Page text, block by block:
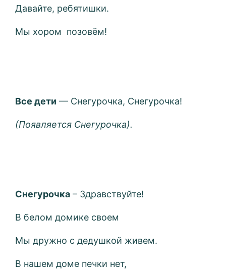
Давайте, ребятишки.
Мы хором позовём!
Все дети — Снегурочка, Снегурочка!
(Появляется Снегурочка).
Снегурочка – Здравствуйте!
В белом домике своем
Мы дружно с дедушкой живем.
В нашем доме печки нет,